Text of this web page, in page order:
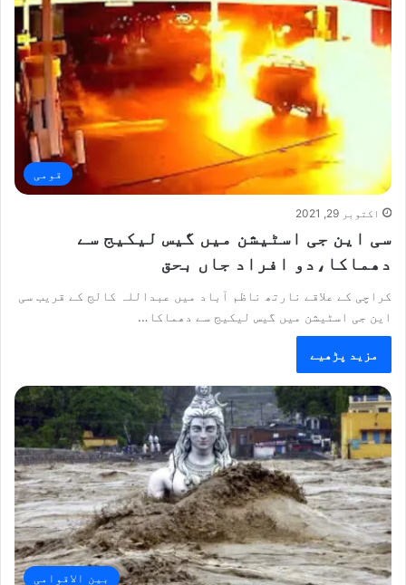
قومی
اکتوبر 29, 2021
سی این جی اسٹیشن میں گیس لیکیج سے
دھماکا،دو افراد جاں بحق
کراچی کے علاقے نارتھ ناظم آباد میں عبداللہ کالج کے قریب سی
این جی اسٹیشن میں گیس لیکیج سے دھماکا…
مزید پڑھیے
بین الاقوامی